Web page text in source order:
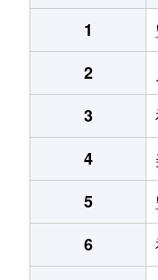
1
2
3
4
5
6